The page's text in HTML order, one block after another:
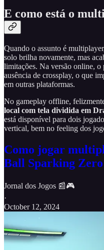
E como está o
Quando o assunto é
solo brilha novamente, mas
limitações. Na versão online, o
ausência de crossplay, o que
em outras plataformas.
No gameplay offline,
local com tela dividida em
está disponível para dois
vertical, bem no feeling dos
Como jogar
Ball Sparking Zero
Jornal dos Jogos 📰🎮
·
October 12, 2024